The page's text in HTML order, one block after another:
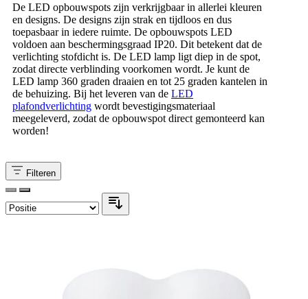
De LED opbouwspots zijn verkrijgbaar in allerlei kleuren
en designs. De designs zijn strak en tijdloos en dus
toepasbaar in iedere ruimte. De opbouwspots LED
voldoen aan beschermingsgraad IP20. Dit betekent dat de
verlichting stofdicht is. De LED lamp ligt diep in de spot,
zodat directe verblinding voorkomen wordt. Je kunt de
LED lamp 360 graden draaien en tot 25 graden kantelen in
de behuizing. Bij het leveren van de LED
plafondverlichting wordt bevestigingsmateriaal
meegeleverd, zodat de opbouwspot direct gemonteerd kan
worden!
Filteren